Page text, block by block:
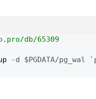
db/65309
-d $PGDATA/pg_wal